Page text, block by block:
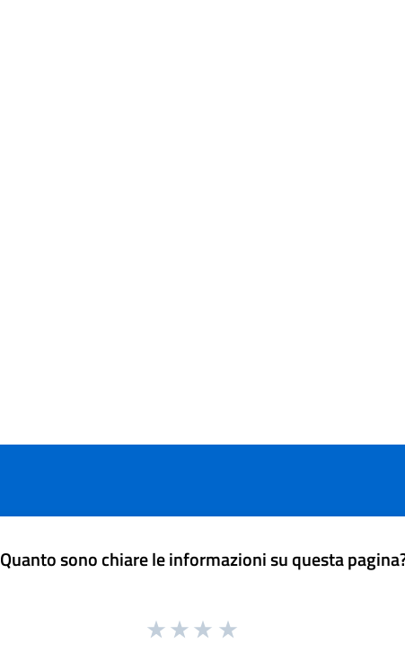
Quanto sono chiare le informazioni su questa